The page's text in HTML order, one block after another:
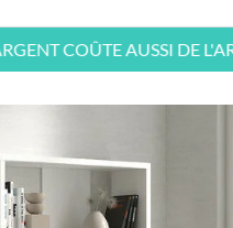
COÛTE AUSSI DE